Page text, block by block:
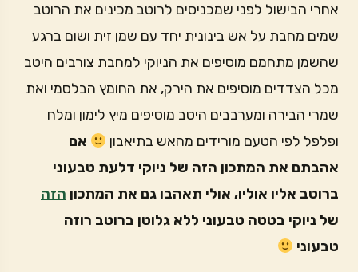
אחרי הבישול לפני שמכניסים לרוטב מכינים את הרוטב
שמים מחבת על אש בינונית יחד עם שמן זית ושום ברגע
שהשמן מתחמם מוסיפים את הניוקי למחבת צורבים היטב
מכל הצדדים מוסיפים את הירק, את החומץ הבלסמי ואת
שמרי הבירה ומערבבים היטב מוסיפים מיץ לימון ומלח
ופלפל לפי הטעם מורידים מהאש בתיאבון
אם
אהבתם את המתכון הזה של ניוקי דלעת טבעוני
ברוטב אליו אוליו, אולי תאהבו גם את המתכון הזה
של ניוקי בטטה טבעוני ללא גלוטן ברוטב רוזה
טבעוני